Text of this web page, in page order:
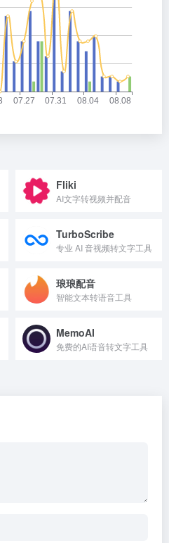
Fliki
AI文字转视频并配音
TurboScribe
专业 AI 音视频转文字工具
琅琅配音
智能文本转语音工具
MemoAI
免费的AI语音转文字工具